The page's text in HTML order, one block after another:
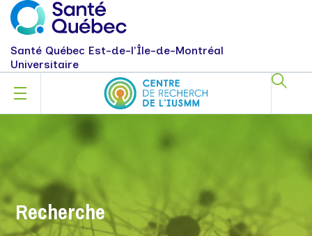
Santé Québec Est-de-l'Île-de-Montréal
Universitaire
Recherche